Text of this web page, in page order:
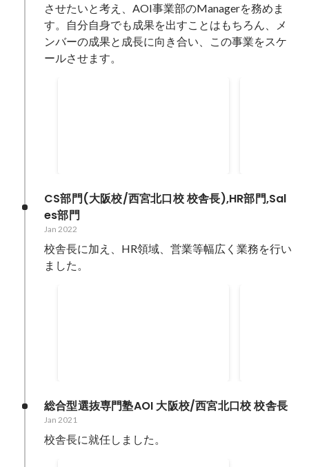
させたいと考え、AOI事業部のManagerを務めま
す。自分自身でも成果を出すことはもちろん、メ
ンバーの成果と成長に向き合い、この事業をスケ
ールさせます。
CS部門(大阪校/西宮北口校 校舎長),HR部門,Sal
es部門
Jan 2022
校舎長に加え、HR領域、営業等幅広く業務を行い
ました。
総合型選抜専門塾AOI 大阪校/西宮北口校 校舎長
Jan 2021
校舎長に就任しました。